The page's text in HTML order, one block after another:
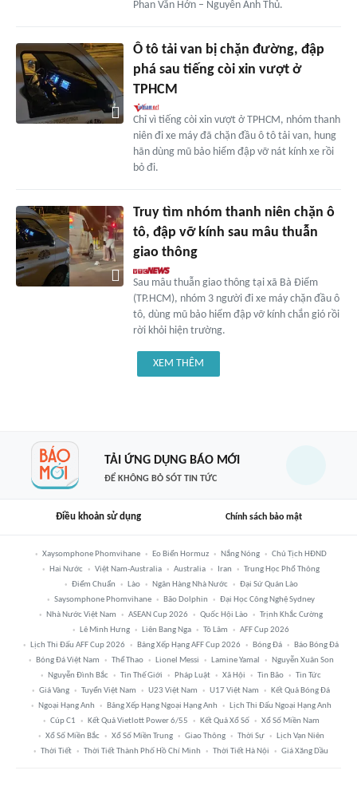
Phan Văn Hớn – Nguyễn Ảnh Thủ.
Ô tô tải van bị chặn đường, đập
phá sau tiếng còi xin vượt ở
TPHCM
Chỉ vì tiếng còi xin vượt ở TPHCM, nhóm thanh
niên đi xe máy đã chặn đầu ô tô tải van, hung
hãn dùng mũ bảo hiểm đập vỡ nát kính xe rồi
bỏ đi.
Truy tìm nhóm thanh niên chặn ô
tô, đập vỡ kính sau mâu thuẫn
giao thông
Sau mâu thuẫn giao thông tại xã Bà Điểm
(TP.HCM), nhóm 3 người đi xe máy chặn đầu ô
tô, dùng mũ bảo hiểm đập vỡ kính chắn gió rồi
rời khỏi hiện trường.
XEM THÊM
TẢI ỨNG DỤNG BÁO MỚI
ĐỂ KHÔNG BỎ SÓT TIN TỨC
Điều khoản sử dụng Chính sách bảo mật
Xaysomphone Phomvihane Eo Biển Hormuz Nắng Nóng
Chủ Tịch HĐND
Hai Nước
Việt Nam-Australia Australia Iran
Trung Học Phổ Thông
Điểm Chuẩn
Lào Ngân Hàng Nhà Nước
Đại Sứ Quán Lào
Saysomphone Phomvihane
Bão Dolphin
Đại Học Công Nghệ Sydney
Nhà Nước Việt Nam
ASEAN Cup 2026 Quốc Hội Lào
Trịnh Khắc Cường
Lê Minh Hưng
Liên Bang Nga Tô Lâm
AFF Cup 2026
Lịch Thi Đấu AFF Cup 2026
Bảng Xếp Hạng AFF Cup 2026 Bóng Đá
Báo Bóng Đá
Bóng Đá Việt Nam
Thể Thao Lionel Messi Lamine Yamal
Nguyễn Xuân Son
Nguyễn Đình Bắc
Tin Thế Giới Pháp Luật Xã Hội Tin Bão
Tin Tức
Giá Vàng
Tuyển Việt Nam U23 Việt Nam U17 Việt Nam
Kết Quả Bóng Đá
Ngoại Hạng Anh
Bảng Xếp Hạng Ngoại Hạng Anh
Lịch Thi Đấu Ngoại Hạng Anh
Cúp C1
Kết Quả Vietlott Power 6/55 Kết Quả Xổ Số
Xổ Số Miền Nam
Xổ Số Miền Bắc
Xổ Số Miền Trung Giao Thông Thời Sự
Lịch Vạn Niên
Thời Tiết
Thời Tiết Thành Phố Hồ Chí Minh Thời Tiết Hà Nội Giá Xăng Dầu